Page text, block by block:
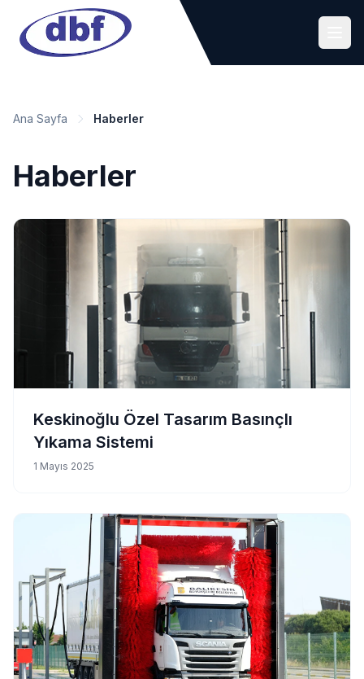
Ana Sayfa Haberler
Haberler
Keskinoğlu Özel Tasarım Basınçlı
Yıkama Sistemi
1 Mayıs 2025